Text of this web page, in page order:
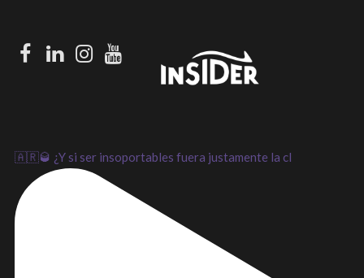
Facebook
LinkedIn
Instagram
Youtube
🇦🇷🥃 ¿Y si ser insoportables fuera justamente la cl